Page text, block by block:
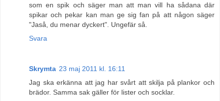
som en spik och säger man att man vill ha sådana där
spikar och pekar kan man ge sig fan på att någon säger
"Jaså, du menar dyckert". Ungefär så.
Svara
Skrymta 23 maj 2011 kl. 16:11
Jag ska erkänna att jag har svårt att skilja på plankor och
brädor. Samma sak gäller för lister och socklar.